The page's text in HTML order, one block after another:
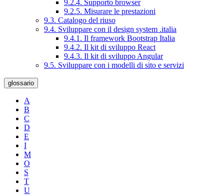
9.2.4. Supporto browser
9.2.5. Misurare le prestazioni
9.3. Catalogo del riuso
9.4. Sviluppare con il design system .italia
9.4.1. Il framework Bootstrap Italia
9.4.2. Il kit di sviluppo React
9.4.3. Il kit di sviluppo Angular
9.5. Sviluppare con i modelli di sito e servizi
glossario
A
B
C
D
E
I
M
O
S
T
U